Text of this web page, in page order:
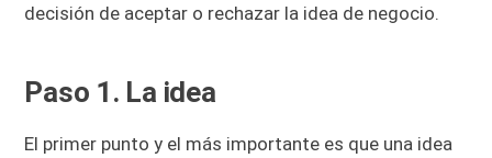
decisión de aceptar o rechazar la idea de negocio.
Paso 1. La idea
El primer punto y el más importante es que una idea